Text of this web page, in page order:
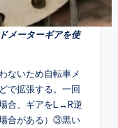
メーターギアを使
ないため自転車メ
で拡張する。一回
合、ギアをL↔R逆
合がある）③黒い